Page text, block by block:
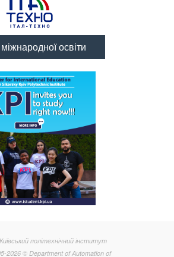
освіти
політехнічний інститут
2026 © Department of Automation of